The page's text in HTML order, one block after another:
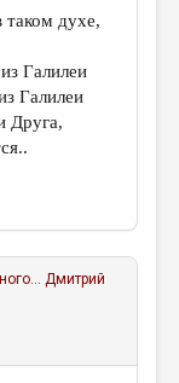
таком духе,
Галилеи
Галилеи
Друга,
Дмитрий